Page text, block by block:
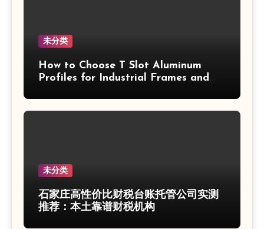
未分类
How to Choose T Slot Aluminum
Profiles for Industrial Frames and
未分类
石家庄高性价比财税台账托管公司实测
推荐：本土靠谱财税机构